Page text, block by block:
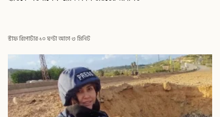
স্টাফ রিপোর্টার·১০ ঘণ্টা আগে·৩ মিনিট